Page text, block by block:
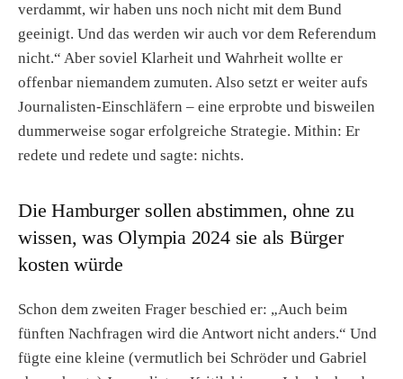
verdammt, wir haben uns noch nicht mit dem Bund
geeinigt. Und das werden wir auch vor dem Referendum
nicht.“ Aber soviel Klarheit und Wahrheit wollte er
offenbar niemandem zumuten. Also setzt er weiter aufs
Journalisten-Einschläfern – eine erprobte und bisweilen
dummerweise sogar erfolgreiche Strategie. Mithin: Er
redete und redete und sagte: nichts.
Die Hamburger sollen abstimmen, ohne zu
wissen, was Olympia 2024 sie als Bürger
kosten würde
Schon dem zweiten Frager beschied er: „Auch beim
fünften Nachfragen wird die Antwort nicht anders.“ Und
fügte eine kleine (vermutlich bei Schröder und Gabriel